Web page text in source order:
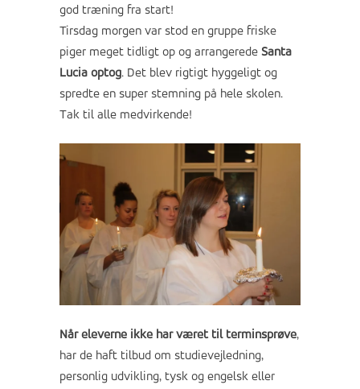
god træning fra start!
Tirsdag morgen var stod en gruppe friske
piger meget tidligt op og arrangerede Santa
Lucia optog. Det blev rigtigt hyggeligt og
spredte en super stemning på hele skolen.
Tak til alle medvirkende!
Når eleverne ikke har været til terminsprøve,
har de haft tilbud om studievejledning,
personlig udvikling, tysk og engelsk eller